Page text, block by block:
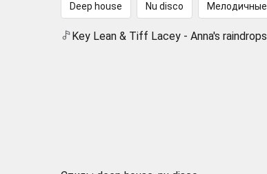
Deep house Nu disco Мелодичные
Key Lean & Tiff Lacey - Anna's raindrops